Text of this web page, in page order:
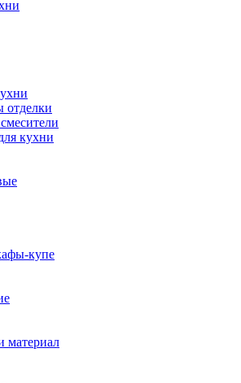
отделки
кухни
купе
материал